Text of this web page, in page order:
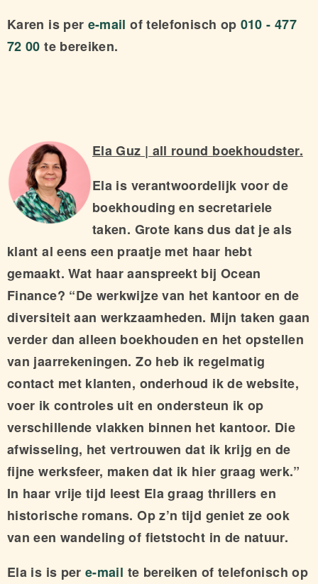
Karen is per e-mail of telefonisch op 010 - 477
72 00 te bereiken.
Ela Guz | all round boekhoudster.
Ela is verantwoordelijk voor de
boekhouding en secretariele
taken. Grote kans dus dat je als
klant al eens een praatje met haar hebt
gemaakt. Wat haar aanspreekt bij Ocean
Finance? “De werkwijze van het kantoor en de
diversiteit aan werkzaamheden. Mijn taken gaan
verder dan alleen boekhouden en het opstellen
van jaarrekeningen. Zo heb ik regelmatig
contact met klanten, onderhoud ik de website,
voer ik controles uit en ondersteun ik op
verschillende vlakken binnen het kantoor. Die
afwisseling, het vertrouwen dat ik krijg en de
fijne werksfeer, maken dat ik hier graag werk.”
In haar vrije tijd leest Ela graag thrillers en
historische romans. Op z’n tijd geniet ze ook
van een wandeling of fietstocht in de natuur.
Ela is is pere-mail te bereiken of telefonisch op